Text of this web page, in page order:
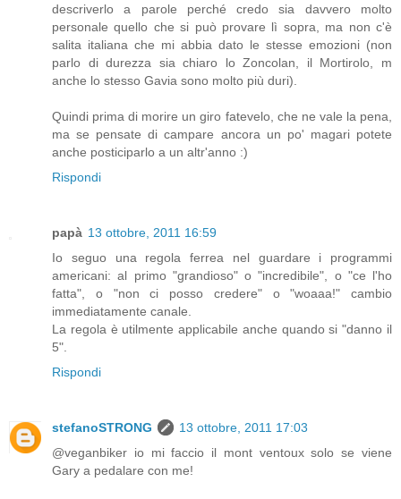
descriverlo a parole perché credo sia davvero molto
personale quello che si può provare lì sopra, ma non c'è
salita italiana che mi abbia dato le stesse emozioni (non
parlo di durezza sia chiaro lo Zoncolan, il Mortirolo, m
anche lo stesso Gavia sono molto più duri).
Quindi prima di morire un giro fatevelo, che ne vale la pena,
ma se pensate di campare ancora un po' magari potete
anche posticiparlo a un altr'anno :)
Rispondi
papà 13 ottobre, 2011 16:59
Io seguo una regola ferrea nel guardare i programmi
americani: al primo "grandioso" o "incredibile", o "ce l'ho
fatta", o "non ci posso credere" o "woaaa!" cambio
immediatamente canale.
La regola è utilmente applicabile anche quando si "danno il
5".
Rispondi
stefanoSTRONG
13 ottobre, 2011 17:03
@veganbiker io mi faccio il mont ventoux solo se viene
Gary a pedalare con me!